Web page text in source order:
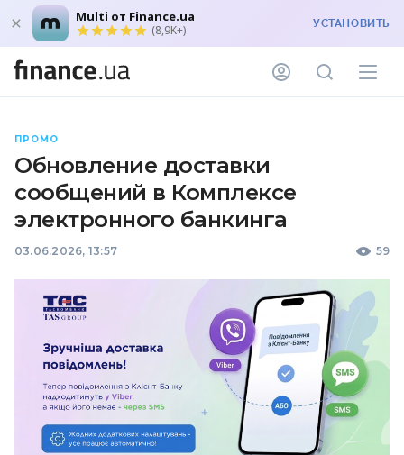
Multi от Finance.ua
(8,9K+) УСТАНОВИТЬ
ПРОМО
Обновление доставки
сообщений в Комплексе
электронного банкинга
03.06.2026, 13:57 59